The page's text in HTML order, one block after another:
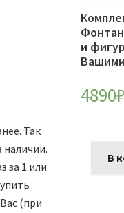
и
4890
В
Так
наличии.
за 1 или
(при